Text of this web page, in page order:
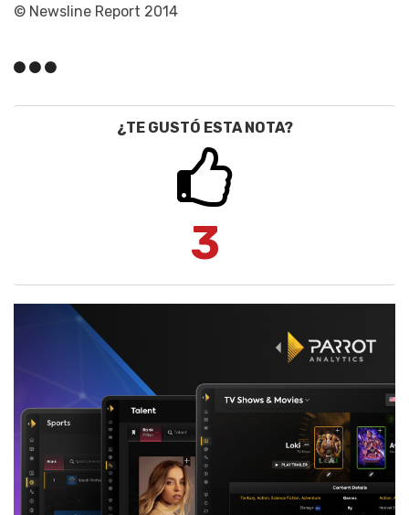
© Newsline Report 2014
¿TE GUSTÓ ESTA NOTA?
3